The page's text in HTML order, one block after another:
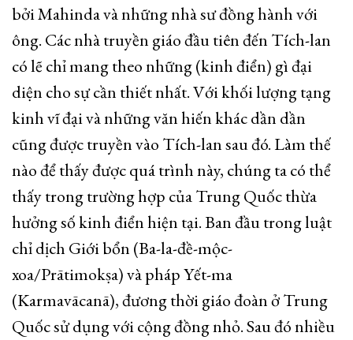
bởi Mahinda và những nhà sư đồng hành với
ông. Các nhà truyền giáo đầu tiên đến Tích-lan
có lẽ chỉ mang theo những (kinh điển) gì đại
diện cho sự cần thiết nhất. Với khối lượng tạng
kinh vĩ đại và những văn hiến khác dần dần
cũng được truyền vào Tích-lan sau đó. Làm thế
nào để thấy được quá trình này, chúng ta có thể
thấy trong trường hợp của Trung Quốc thừa
hưởng số kinh điển hiện tại. Ban đầu trong luật
chỉ dịch Giới bổn (Ba-la-đề-mộc-
xoa/Prātimokṣa) và pháp Yết-ma
(Karmavācanā), đương thời giáo đoàn ở Trung
Quốc sử dụng với cộng đồng nhỏ. Sau đó nhiều